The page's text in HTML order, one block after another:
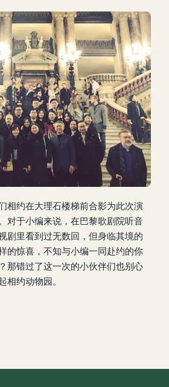
相约在大理石楼梯前合影为此次演
对于小编来说，在巴黎歌剧院听音
剧里看到过无数回，但身临其境的
的惊喜，不知与小编一同赴约的你
那错过了这一次的小伙伴们也别心
相约动物园。